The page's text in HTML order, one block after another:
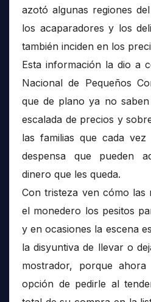
azotó algunas regiones
los acaparadores y los
también inciden en los
Esta información la dio a
Nacional de Pequeños
que de plano ya no
escalada de precios y
las familias que cada
despensa que pueden
dinero que les queda.
Con tristeza ven cómo las
el monedero los pesitos
y en ocasiones la escena
la disyuntiva de llevar o
mostrador, porque
opción de pedirle al